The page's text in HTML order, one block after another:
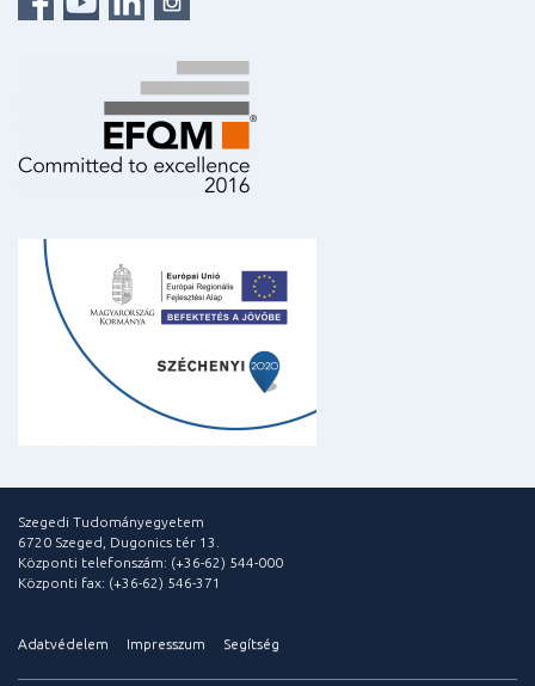
Szegedi Tudományegyetem
6720 Szeged, Dugonics tér 13.
Központi telefonszám: (+36-62) 544-000
Központi fax: (+36-62) 546-371
Adatvédelem Impresszum Segítség